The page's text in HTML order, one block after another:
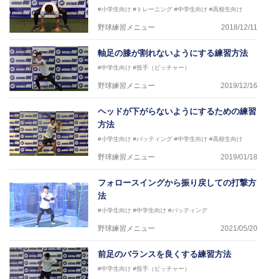
#小学生向け #トレーニング #中学生向け #高校生向け
野球練習メニュー 2018/12/11
軸足の膝が割れないようにする練習方法
#中学生向け #投手（ピッチャー）
野球練習メニュー 2019/12/16
ヘッドが下がらないようにするための練習
方法
#小学生向け #バッティング #中学生向け #高校生向け
野球練習メニュー 2019/01/18
フォロースイングから振り戻しての打撃方
法
#小学生向け #中学生向け #バッティング
野球練習メニュー 2021/05/20
前足のバランスを良くする練習方法
#中学生向け #投手（ピッチャー）